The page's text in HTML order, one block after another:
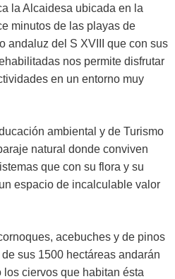
la Alcaidesa ubicada en la
minutos de las playas de
andaluz del S XVIII que con sus
nos permite disfrutar
en un entorno muy
ambiental y de Turismo
natural donde conviven
que con su flora y su
espacio de incalculable valor
acebuches y de pinos
sus 1500 hectáreas andarán
ciervos que habitan ésta